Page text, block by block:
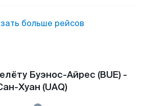
больше рейсов
Буэнос-Айрес (BUE) -
Хуан (UAQ)